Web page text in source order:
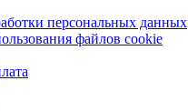
персональных данных
файлов cookie